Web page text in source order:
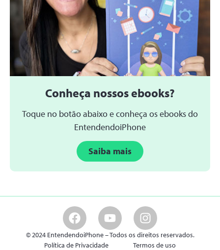
Conheça nossos ebooks?
Toque no botão abaixo e conheça os ebooks do
EntendendoiPhone
Saiba mais
© 2024 EntendendoiPhone – Todos os direitos reservados.
Política de Privacidade
Termos de uso